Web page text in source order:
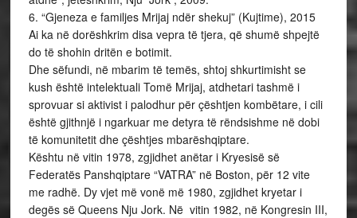
6. “Gjeneza e familjes Mrijaj ndër shekuj” (Kujtime), 2015
Ai ka në dorëshkrim disa vepra të tjera, që shumë shpejtë
do të shohin dritën e botimit.
Dhe sëfundi, në mbarim të temës, shtoj shkurtimisht se
kush është intelektuali Tomë Mrijaj, atdhetari tashmë i
sprovuar si aktivist i palodhur për çështjen kombëtare, i cili
është gjithnjë i ngarkuar me detyra të rëndsishme në dobi
të komunitetit dhe çështjes mbarëshqiptare.
Kështu në vitin 1978, zgjidhet anëtar i Kryesisë së
Federatës Panshqiptare “VATRA” në Boston, për 12 vite
me radhë. Dy vjet më vonë më 1980, zgjidhet kryetar i
degës së Queens Nju Jork. Në vitin 1982, në Kongresin III,